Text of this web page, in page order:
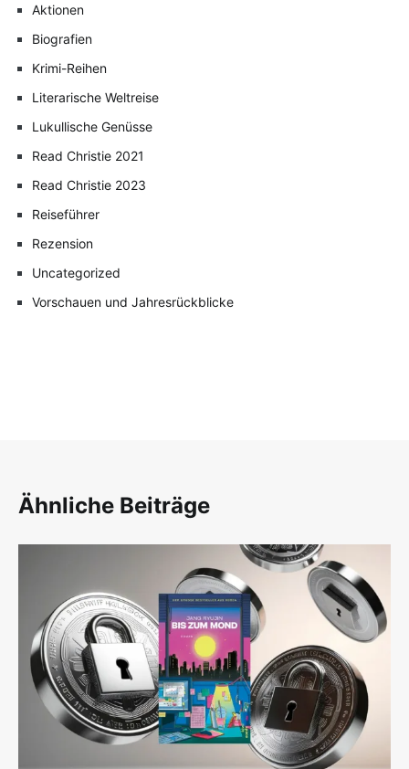
Aktionen
Biografien
Krimi-Reihen
Literarische Weltreise
Lukullische Genüsse
Read Christie 2021
Read Christie 2023
Reiseführer
Rezension
Uncategorized
Vorschauen und Jahresrückblicke
Ähnliche Beiträge